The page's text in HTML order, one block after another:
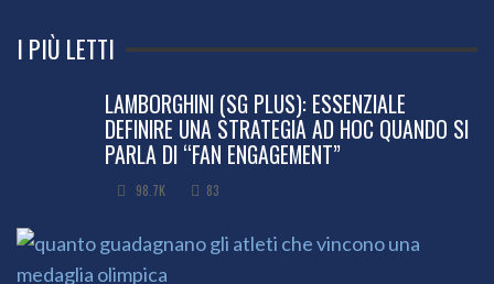
I PIÙ LETTI
LAMBORGHINI (SG PLUS): ESSENZIALE
DEFINIRE UNA STRATEGIA AD HOC QUANDO SI
PARLA DI “FAN ENGAGEMENT”
98.7K 83